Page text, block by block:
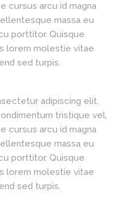
cursus arcu id magna
massa eu
porttitor. Quisque
lorem molestie vitae
sed turpis.
adipiscing elit.
tristique vel,
cursus arcu id magna
massa eu
porttitor. Quisque
lorem molestie vitae
sed turpis.